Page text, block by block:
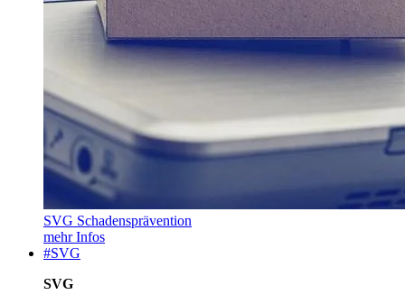
SVG Schadensprävention
mehr Infos
#SVG
SVG